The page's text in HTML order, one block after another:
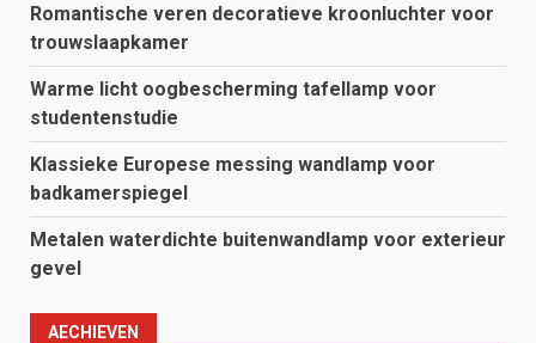
Romantische veren decoratieve kroonluchter voor
trouwslaapkamer
Warme licht oogbescherming tafellamp voor
studentenstudie
Klassieke Europese messing wandlamp voor
badkamerspiegel
Metalen waterdichte buitenwandlamp voor exterieur
gevel
AECHIEVEN